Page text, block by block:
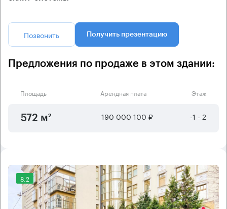
Позвонить Получить презентацию
Предложения по продаже в этом здании:
Площадь Арендная плата Этаж
572 м² 190 000 100 ₽ -1 - 2
8.2